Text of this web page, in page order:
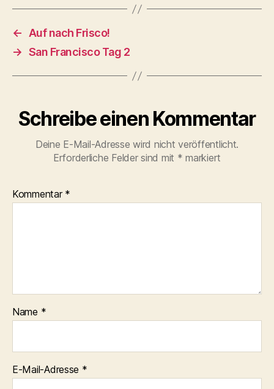
←
Auf nach Frisco!
→ San Francisco Tag 2
Schreibe einen Kommentar
Deine E-Mail-Adresse wird nicht veröffentlicht.
Erforderliche Felder sind mit * markiert
Kommentar *
Name *
E-Mail-Adresse *